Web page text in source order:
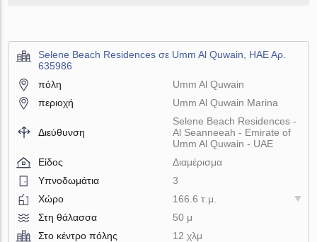
Selene Beach Residences σε Umm Al Quwain, ΗΑΕ Αρ.
635986
πόλη
Umm Al Quwain
περιοχή
Umm Al Quwain Marina
Διεύθυνση
Selene Beach Residences -
Al Seanneeah - Emirate of
Umm Al Quwain - UAE
Είδος
Διαμέρισμα
Υπνοδωμάτια
3
Χώρο
166.6 τ.μ.
Στη θάλασσα
50 μ
Στο κέντρο πόλης
12 χλμ